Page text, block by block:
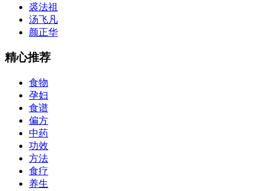
裘法祖
汤飞凡
颜正华
精心推荐
食物
孕妇
食谱
偏方
中药
功效
方法
食疗
养生